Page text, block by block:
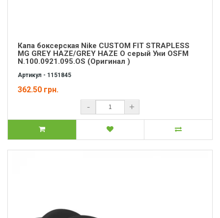
Капа боксерская Nike CUSTOM FIT STRAPLESS
MG GREY HAZE/GREY HAZE O серый Уни OSFM
N.100.0921.095.OS (Оригинал )
Артикул - 1151845
362.50 грн.
- +